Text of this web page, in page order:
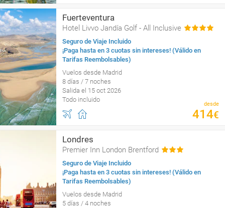
Fuerteventura
Hotel Livvo Jandía Golf - All Inclusive
Seguro de Viaje Incluido
¡Paga hasta en 3 cuotas sin intereses! (Válido en
Tarifas Reembolsables)
Vuelos desde Madrid
8 días / 7 noches
Salida el 15 oct 2026
Todo incluido
desde
414€
Londres
Premier Inn London Brentford
Seguro de Viaje Incluido
¡Paga hasta en 3 cuotas sin intereses! (Válido en
Tarifas Reembolsables)
Vuelos desde Madrid
5 días / 4 noches